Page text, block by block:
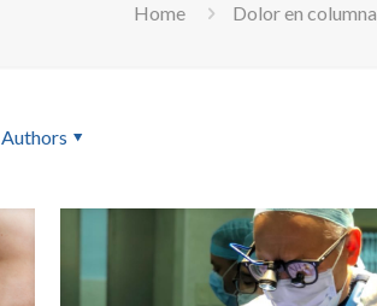
Home Dolor en columna
Authors